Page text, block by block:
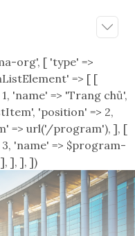
org', [ 'type' =>
=> [ [
'name' => 'Trang chủ',
'position' => 2,
=> url('/program'), ], [
'name' => $program-
], ], ])